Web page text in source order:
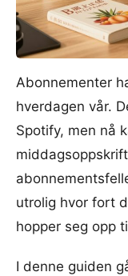
Abonnementer
hverdagen vår.
Spotify, men nå
utrolig hvor fort
hopper seg opp
I denne guiden